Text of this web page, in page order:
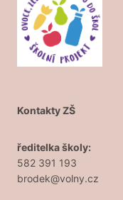
Kontakty ZŠ
ředitelka školy:
582 391 193
brodek@volny.cz